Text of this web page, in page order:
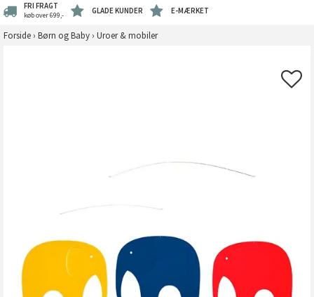
FRI FRAGT
køb over 699,- GLADE KUNDER E-MÆRKET
Forside › Børn og Baby › Uroer & mobiler